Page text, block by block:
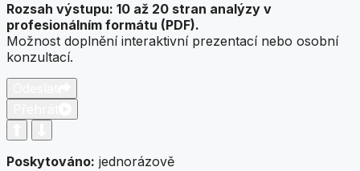
Rozsah výstupu: 10 až 20 stran analýzy v
profesionálním formátu (PDF).
Možnost doplnění interaktivní prezentací nebo osobní
konzultací.
Poskytováno: jednorázově